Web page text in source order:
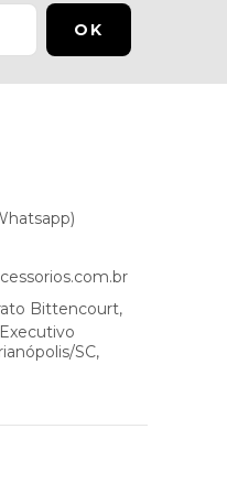
Bittencourt,
SC,